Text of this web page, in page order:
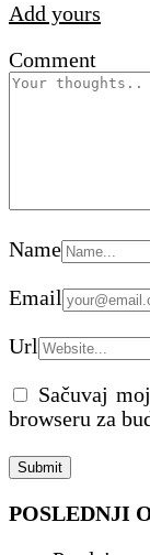
Add yours
Comment
Name
Email
Url
Sačuvaj
browseru za
POSLEDNJI